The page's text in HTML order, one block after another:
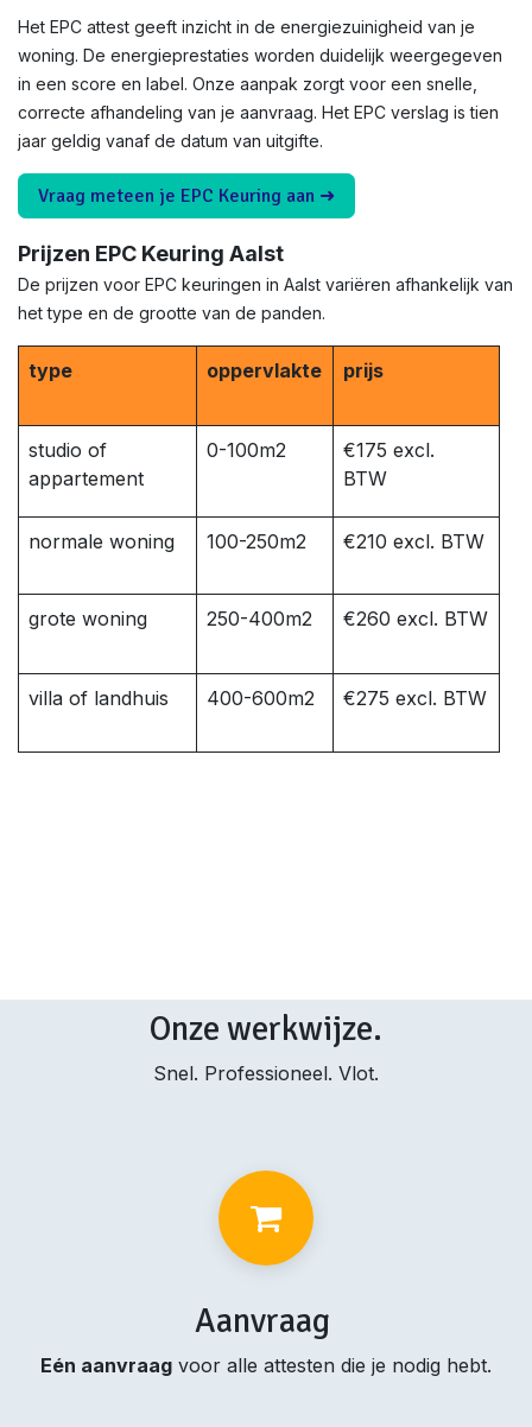
Het EPC attest geeft inzicht in de energiezuinigheid van je
woning. De energieprestaties worden duidelijk weergegeven
in een score en label. Onze aanpak zorgt voor een snelle,
correcte afhandeling van je aanvraag. Het EPC verslag is tien
jaar geldig vanaf de datum van uitgifte.
Vraag meteen je EPC Keuring aan ➜
Prijzen EPC Keuring Aalst
De prijzen voor EPC keuringen in Aalst variëren afhankelijk van
het type en de grootte van de panden.
type oppervlakte prijs
studio of
appartement
0-100m2
€175 excl.
BTW
normale woning 100-250m2 €210 excl. BTW
grote woning 250-400m2 €260 excl. BTW
villa of landhuis 400-600m2 €275 excl. BTW
Onze werkwijze.
Snel. Professioneel. Vlot.
Aanvraag
Eén aanvraag voor alle attesten die je nodig hebt.